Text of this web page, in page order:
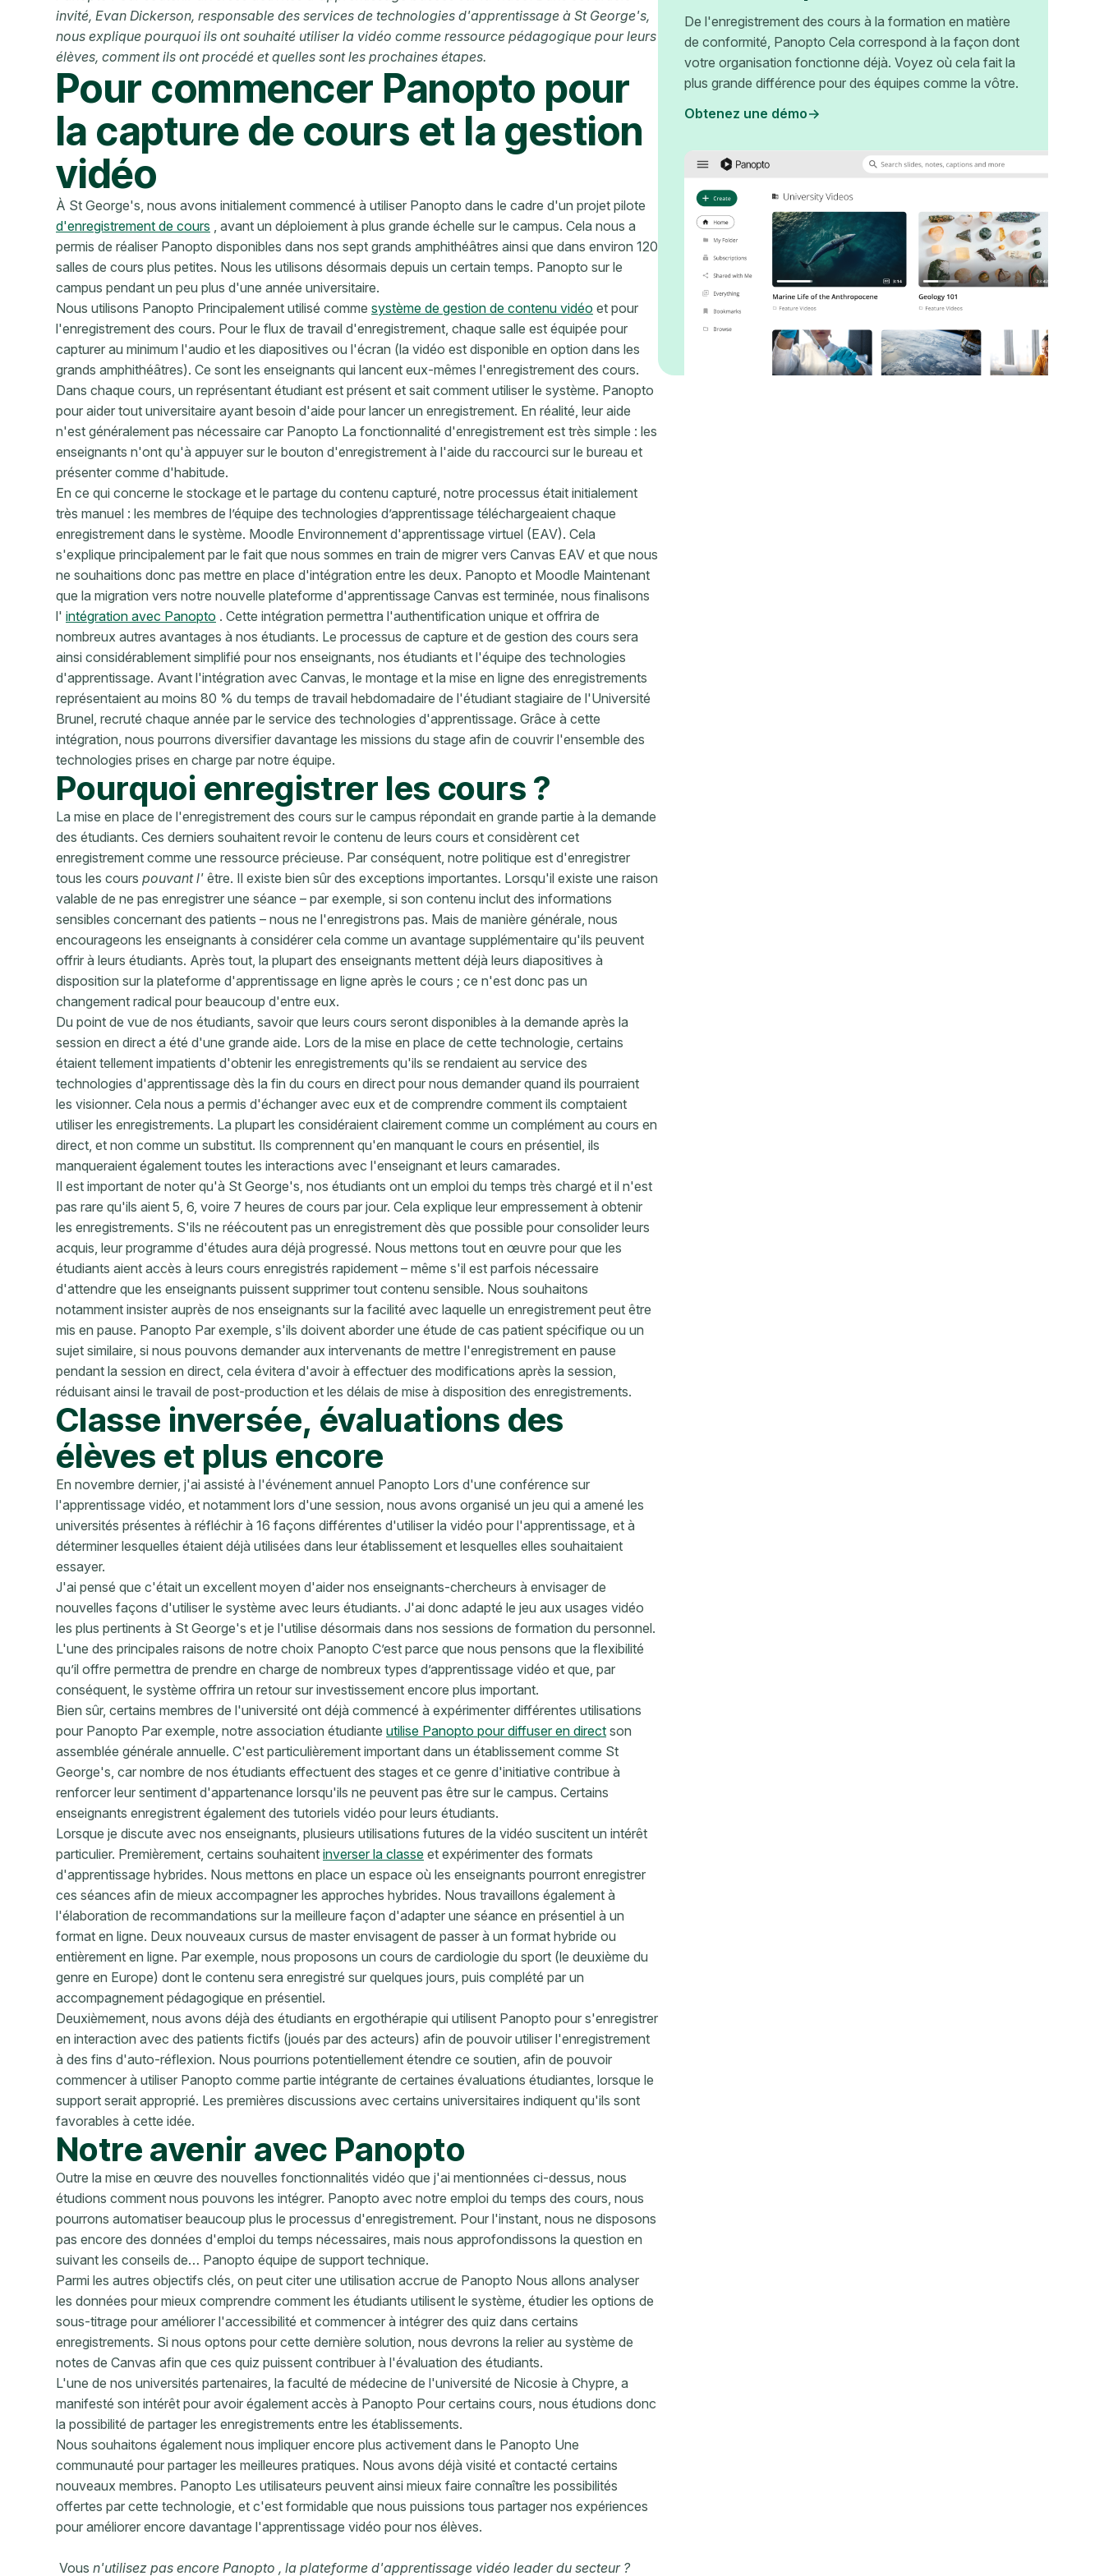
invité, Evan Dickerson, responsable des services de technologies d'apprentissage à St George's,
nous explique pourquoi ils ont souhaité utiliser la vidéo comme ressource pédagogique pour leurs
élèves, comment ils ont procédé et quelles sont les prochaines étapes.
Pour commencer Panopto pour
la capture de cours et la gestion
vidéo
À St George's, nous avons initialement commencé à utiliser Panopto dans le cadre d'un projet pilote
d'enregistrement de cours , avant un déploiement à plus grande échelle sur le campus. Cela nous a
permis de réaliser Panopto disponibles dans nos sept grands amphithéâtres ainsi que dans environ 120
salles de cours plus petites. Nous les utilisons désormais depuis un certain temps. Panopto sur le
campus pendant un peu plus d'une année universitaire.
Nous utilisons Panopto Principalement utilisé comme système de gestion de contenu vidéo et pour
l'enregistrement des cours. Pour le flux de travail d'enregistrement, chaque salle est équipée pour
capturer au minimum l'audio et les diapositives ou l'écran (la vidéo est disponible en option dans les
grands amphithéâtres). Ce sont les enseignants qui lancent eux-mêmes l'enregistrement des cours.
Dans chaque cours, un représentant étudiant est présent et sait comment utiliser le système. Panopto
pour aider tout universitaire ayant besoin d'aide pour lancer un enregistrement. En réalité, leur aide
n'est généralement pas nécessaire car Panopto La fonctionnalité d'enregistrement est très simple : les
enseignants n'ont qu'à appuyer sur le bouton d'enregistrement à l'aide du raccourci sur le bureau et
présenter comme d'habitude.
En ce qui concerne le stockage et le partage du contenu capturé, notre processus était initialement
très manuel : les membres de l’équipe des technologies d’apprentissage téléchargeaient chaque
enregistrement dans le système. Moodle Environnement d'apprentissage virtuel (EAV). Cela
s'explique principalement par le fait que nous sommes en train de migrer vers Canvas EAV et que nous
ne souhaitions donc pas mettre en place d'intégration entre les deux. Panopto et Moodle Maintenant
que la migration vers notre nouvelle plateforme d'apprentissage Canvas est terminée, nous finalisons
l' intégration avec Panopto . Cette intégration permettra l'authentification unique et offrira de
nombreux autres avantages à nos étudiants. Le processus de capture et de gestion des cours sera
ainsi considérablement simplifié pour nos enseignants, nos étudiants et l'équipe des technologies
d'apprentissage. Avant l'intégration avec Canvas, le montage et la mise en ligne des enregistrements
représentaient au moins 80 % du temps de travail hebdomadaire de l'étudiant stagiaire de l'Université
Brunel, recruté chaque année par le service des technologies d'apprentissage. Grâce à cette
intégration, nous pourrons diversifier davantage les missions du stage afin de couvrir l'ensemble des
technologies prises en charge par notre équipe.
Pourquoi enregistrer les cours ?
La mise en place de l'enregistrement des cours sur le campus répondait en grande partie à la demande
des étudiants. Ces derniers souhaitent revoir le contenu de leurs cours et considèrent cet
enregistrement comme une ressource précieuse. Par conséquent, notre politique est d'enregistrer
tous les cours pouvant l' être. Il existe bien sûr des exceptions importantes. Lorsqu'il existe une raison
valable de ne pas enregistrer une séance – par exemple, si son contenu inclut des informations
sensibles concernant des patients – nous ne l'enregistrons pas. Mais de manière générale, nous
encourageons les enseignants à considérer cela comme un avantage supplémentaire qu'ils peuvent
offrir à leurs étudiants. Après tout, la plupart des enseignants mettent déjà leurs diapositives à
disposition sur la plateforme d'apprentissage en ligne après le cours ; ce n'est donc pas un
changement radical pour beaucoup d'entre eux.
Du point de vue de nos étudiants, savoir que leurs cours seront disponibles à la demande après la
session en direct a été d'une grande aide. Lors de la mise en place de cette technologie, certains
étaient tellement impatients d'obtenir les enregistrements qu'ils se rendaient au service des
technologies d'apprentissage dès la fin du cours en direct pour nous demander quand ils pourraient
les visionner. Cela nous a permis d'échanger avec eux et de comprendre comment ils comptaient
utiliser les enregistrements. La plupart les considéraient clairement comme un complément au cours en
direct, et non comme un substitut. Ils comprennent qu'en manquant le cours en présentiel, ils
manqueraient également toutes les interactions avec l'enseignant et leurs camarades.
Il est important de noter qu'à St George's, nos étudiants ont un emploi du temps très chargé et il n'est
pas rare qu'ils aient 5, 6, voire 7 heures de cours par jour. Cela explique leur empressement à obtenir
les enregistrements. S'ils ne réécoutent pas un enregistrement dès que possible pour consolider leurs
acquis, leur programme d'études aura déjà progressé. Nous mettons tout en œuvre pour que les
étudiants aient accès à leurs cours enregistrés rapidement – ​​même s'il est parfois nécessaire
d'attendre que les enseignants puissent supprimer tout contenu sensible. Nous souhaitons
notamment insister auprès de nos enseignants sur la facilité avec laquelle un enregistrement peut être
mis en pause. Panopto Par exemple, s'ils doivent aborder une étude de cas patient spécifique ou un
sujet similaire, si nous pouvons demander aux intervenants de mettre l'enregistrement en pause
pendant la session en direct, cela évitera d'avoir à effectuer des modifications après la session,
réduisant ainsi le travail de post-production et les délais de mise à disposition des enregistrements.
Classe inversée, évaluations des
élèves et plus encore
En novembre dernier, j'ai assisté à l'événement annuel Panopto Lors d'une conférence sur
l'apprentissage vidéo, et notamment lors d'une session, nous avons organisé un jeu qui a amené les
universités présentes à réfléchir à 16 façons différentes d'utiliser la vidéo pour l'apprentissage, et à
déterminer lesquelles étaient déjà utilisées dans leur établissement et lesquelles elles souhaitaient
essayer.
J'ai pensé que c'était un excellent moyen d'aider nos enseignants-chercheurs à envisager de
nouvelles façons d'utiliser le système avec leurs étudiants. J'ai donc adapté le jeu aux usages vidéo
les plus pertinents à St George's et je l'utilise désormais dans nos sessions de formation du personnel.
L'une des principales raisons de notre choix Panopto C’est parce que nous pensons que la flexibilité
qu’il offre permettra de prendre en charge de nombreux types d’apprentissage vidéo et que, par
conséquent, le système offrira un retour sur investissement encore plus important.
Bien sûr, certains membres de l'université ont déjà commencé à expérimenter différentes utilisations
pour Panopto Par exemple, notre association étudiante utilise Panopto pour diffuser en direct son
assemblée générale annuelle. C'est particulièrement important dans un établissement comme St
George's, car nombre de nos étudiants effectuent des stages et ce genre d'initiative contribue à
renforcer leur sentiment d'appartenance lorsqu'ils ne peuvent pas être sur le campus. Certains
enseignants enregistrent également des tutoriels vidéo pour leurs étudiants.
Lorsque je discute avec nos enseignants, plusieurs utilisations futures de la vidéo suscitent un intérêt
particulier. Premièrement, certains souhaitent inverser la classe et expérimenter des formats
d'apprentissage hybrides. Nous mettons en place un espace où les enseignants pourront enregistrer
ces séances afin de mieux accompagner les approches hybrides. Nous travaillons également à
l'élaboration de recommandations sur la meilleure façon d'adapter une séance en présentiel à un
format en ligne. Deux nouveaux cursus de master envisagent de passer à un format hybride ou
entièrement en ligne. Par exemple, nous proposons un cours de cardiologie du sport (le deuxième du
genre en Europe) dont le contenu sera enregistré sur quelques jours, puis complété par un
accompagnement pédagogique en présentiel.
Deuxièmement, nous avons déjà des étudiants en ergothérapie qui utilisent Panopto pour s'enregistrer
en interaction avec des patients fictifs (joués par des acteurs) afin de pouvoir utiliser l'enregistrement
à des fins d'auto-réflexion. Nous pourrions potentiellement étendre ce soutien, afin de pouvoir
commencer à utiliser Panopto comme partie intégrante de certaines évaluations étudiantes, lorsque le
support serait approprié. Les premières discussions avec certains universitaires indiquent qu'ils sont
favorables à cette idée.
Notre avenir avec Panopto
Outre la mise en œuvre des nouvelles fonctionnalités vidéo que j'ai mentionnées ci-dessus, nous
étudions comment nous pouvons les intégrer. Panopto avec notre emploi du temps des cours, nous
pourrons automatiser beaucoup plus le processus d'enregistrement. Pour l'instant, nous ne disposons
pas encore des données d'emploi du temps nécessaires, mais nous approfondissons la question en
suivant les conseils de… Panopto équipe de support technique.
Parmi les autres objectifs clés, on peut citer une utilisation accrue de Panopto Nous allons analyser
les données pour mieux comprendre comment les étudiants utilisent le système, étudier les options de
sous-titrage pour améliorer l'accessibilité et commencer à intégrer des quiz dans certains
enregistrements. Si nous optons pour cette dernière solution, nous devrons la relier au système de
notes de Canvas afin que ces quiz puissent contribuer à l'évaluation des étudiants.
L'une de nos universités partenaires, la faculté de médecine de l'université de Nicosie à Chypre, a
manifesté son intérêt pour avoir également accès à Panopto Pour certains cours, nous étudions donc
la possibilité de partager les enregistrements entre les établissements.
Nous souhaitons également nous impliquer encore plus activement dans le Panopto Une
communauté pour partager les meilleures pratiques. Nous avons déjà visité et contacté certains
nouveaux membres. Panopto Les utilisateurs peuvent ainsi mieux faire connaître les possibilités
offertes par cette technologie, et c'est formidable que nous puissions tous partager nos expériences
pour améliorer encore davantage l'apprentissage vidéo pour nos élèves.
Vous n'utilisez pas encore Panopto , la plateforme d'apprentissage vidéo leader du secteur ?
De l'enregistrement des cours à la formation en matière
de conformité, Panopto Cela correspond à la façon dont
votre organisation fonctionne déjà. Voyez où cela fait la
plus grande différence pour des équipes comme la vôtre.
Obtenez une démo